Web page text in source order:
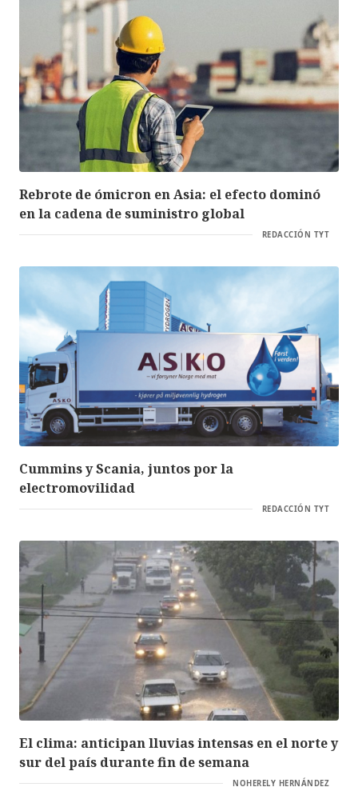
Rebrote de ómicron en Asia: el efecto dominó
en la cadena de suministro global
REDACCIÓN TYT
Cummins y Scania, juntos por la
electromovilidad
REDACCIÓN TYT
El clima: anticipan lluvias intensas en el norte y
sur del país durante fin de semana
NOHERELY HERNÁNDEZ